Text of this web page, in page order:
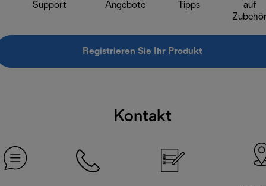
Support
Angebote
Tipps
auf
Registrieren Sie Ihr Produkt
Kontakt